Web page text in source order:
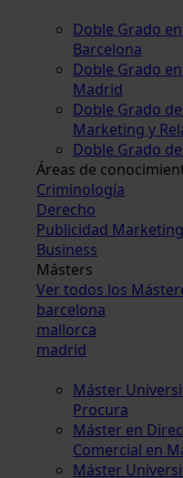
Doble Grado
Barcelona
Doble Grado
Madrid
Doble Grado
Marketing y
Doble Grado
Áreas de
Criminología
Derecho
Publicidad Marketing
Business
Másters
Ver todos los
barcelona
mallorca
madrid
Máster
Procura
Máster en
Comercial en
Máster